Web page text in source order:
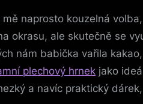
naprosto kouzelná
okrasu, ale skutečně se
nám babička vařila
plechový hrnek jako
a navíc praktický